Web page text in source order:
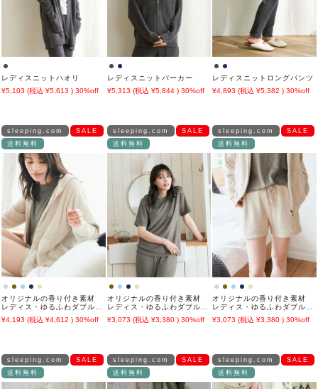
レディスニットハオリ
5,103
5,613 30%off
レディスニットパーカー
5,313
5,844 30%off
レディスニットロングパンツ
4,893
5,382 30%off
sleeping.com
SALE
送料無料
オリジナルの香り付き素材
レディス・ゆるふわダブルパ
イルカットソージップアップ
パーカー
4,193 4,612 30%off
sleeping.com
SALE
送料無料
オリジナルの香り付き素材
レディス・ゆるふわダブルパ
イルカットソー半袖トップス
3,073 3,380 30%off
sleeping.com
SALE
送料無料
オリジナルの香り付き素材
レディス・ゆるふわダブルパ
イルカットソーハーフパンツ
3,073 3,380 30%off
sleeping.com
SALE
送料無料
sleeping.com
SALE
送料無料
sleeping.com
SALE
送料無料